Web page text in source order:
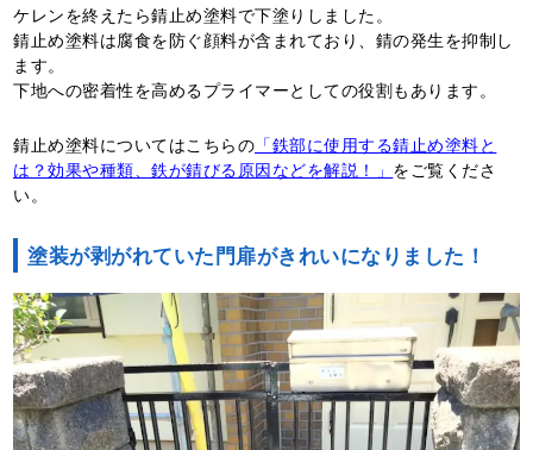
ケレンを終えたら錆止め塗料で下塗りしました。
錆止め塗料は腐食を防ぐ顔料が含まれており、錆の発生を抑制し
ます。
下地への密着性を高めるプライマーとしての役割もあります。
錆止め塗料についてはこちらの 「鉄部に使用する錆止め塗料と
は？効果や種類、鉄が錆びる原因などを解説！」 をご覧くださ
い。
塗装が剥がれていた門扉がきれいになりました！